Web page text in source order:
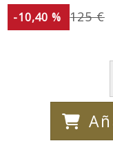
-10,40 % 125 €